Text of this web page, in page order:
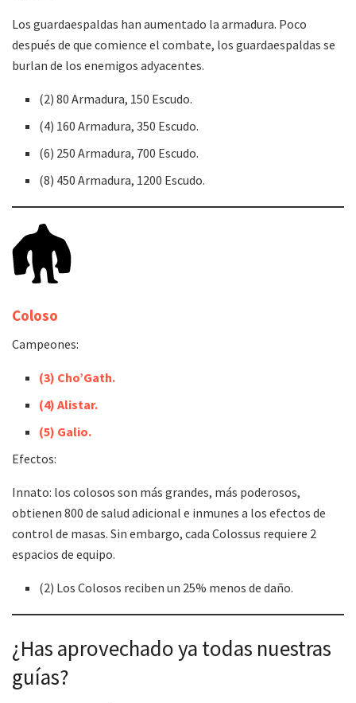
Los guardaespaldas han aumentado la armadura. Poco
después de que comience el combate, los guardaespaldas se
burlan de los enemigos adyacentes.
(2) 80 Armadura, 150 Escudo.
(4) 160 Armadura, 350 Escudo.
(6) 250 Armadura, 700 Escudo.
(8) 450 Armadura, 1200 Escudo.
Coloso
Campeones:
(3) Cho’Gath.
(4) Alistar.
(5) Galio.
Efectos:
Innato: los colosos son más grandes, más poderosos,
obtienen 800 de salud adicional e inmunes a los efectos de
control de masas. Sin embargo, cada Colossus requiere 2
espacios de equipo.
(2) Los Colosos reciben un 25% menos de daño.
¿Has aprovechado ya todas nuestras
guías?